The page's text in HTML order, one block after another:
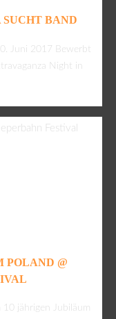
BAND
Juni 2017 Bewerbt
Night in
POLAND @
10 jährigen Jubiläum